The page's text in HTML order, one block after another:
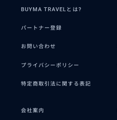
BUYMA TRAVELとは?
パートナー登録
お問い合わせ
プライバシーポリシー
特定商取引法に関する表記
会社案内